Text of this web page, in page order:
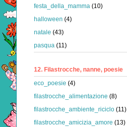
festa_della_mamma (10)
halloween (4)
natale (43)
pasqua (11)
12. Filastrocche, nanne, poesie
eco_poesie (4)
filastrocche_alimentazione (8)
filastrocche_ambiente_riciclo (11)
filastrocche_amicizia_amore (13)